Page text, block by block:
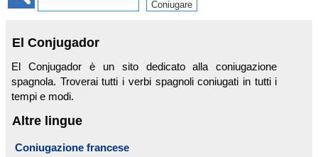
El Conjugador
El Conjugador è un sito dedicato alla coniugazione
spagnola. Troverai tutti i verbi spagnoli coniugati in tutti i
tempi e modi.
Altre lingue
Coniugazione francese